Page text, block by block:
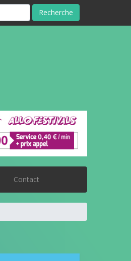
Recherche
Contact